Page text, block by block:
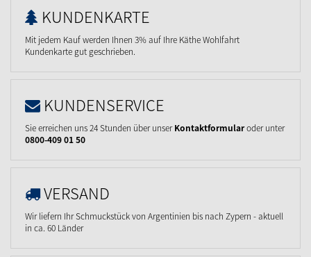
KUNDENKARTE
Mit jedem Kauf werden Ihnen 3% auf Ihre Käthe Wohlfahrt
Kundenkarte gut geschrieben.
KUNDENSERVICE
Sie erreichen uns 24 Stunden über unserKontaktformularoder unter
0800-409 01 50
VERSAND
Wir liefern Ihr Schmuckstück von Argentinien bis nach Zypern - aktuell
in ca. 60 Länder